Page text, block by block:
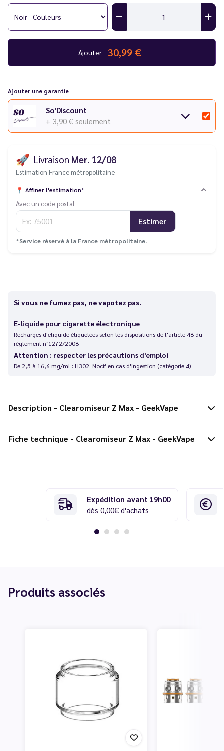
Afin d'éviter les fuites, Le Vapoteur Discount vous conseille de
vapoter des eliquides allant de 50/50 à 30/70 (PG/VG).
Ajouter 30,99 €
Ajouter une garantie
So'Discount
+ 3,90 € seulement
🚀 Livraison Mer. 12/08
Estimation France métropolitaine
📍 Affiner l'estimation*
Avec un code postal
Estimer
*Service réservé à la France métropolitaine.
Si vous ne fumez pas, ne vapotez pas.
E-liquide pour cigarette électronique
Recharges d'eliquide étiquetées selon les dispositions de l'article 48 du
règlement n°1272/2008
Attention : respecter les précautions d'emploi
De 2,5 à 16,6 mg/ml : H302. Nocif en cas d'ingestion (catégorie 4)
Description - Clearomiseur Z Max - GeekVape
Fiche technique - Clearomiseur Z Max - GeekVape
Expédition avant 19h00
dès 0,00€ d'achats
Produits associés